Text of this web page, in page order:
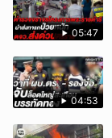
05:47
04:53